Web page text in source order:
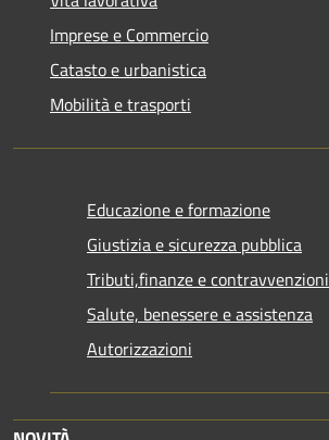
Imprese e Commercio
Catasto e urbanistica
Mobilità e trasporti
Educazione e formazione
Giustizia e sicurezza pubblica
Tributi,finanze e contravvenzioni
Salute, benessere e assistenza
Autorizzazioni